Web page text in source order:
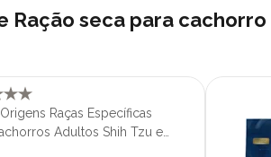
Ração seca para
Raças Específicas
Adultos Shih Tzu e